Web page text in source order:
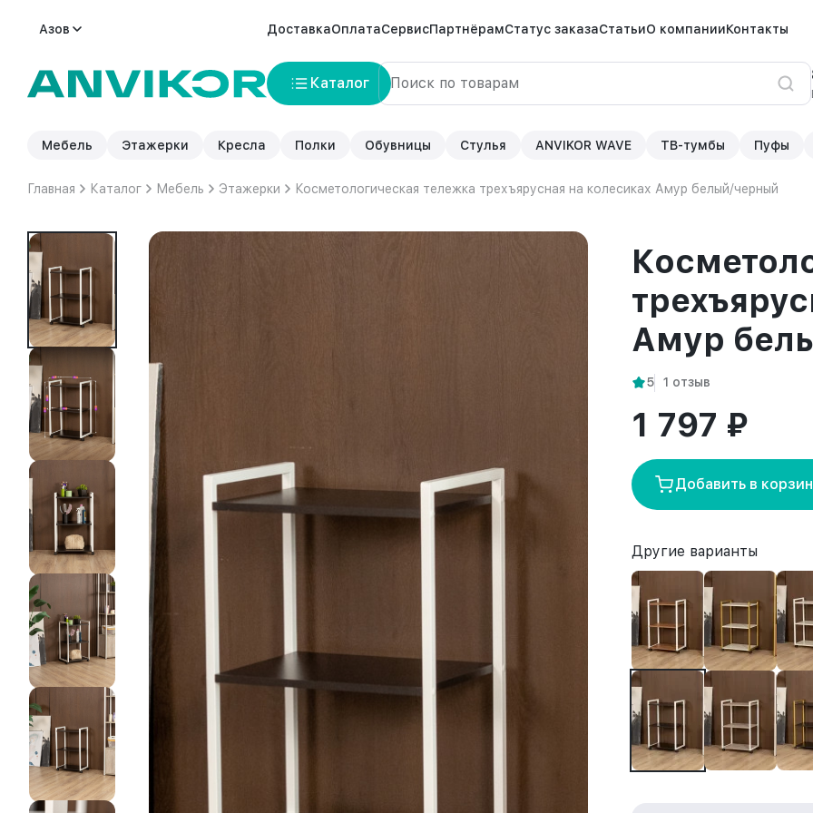
Азов ДоставкаОплатаСервисПартнёрамСтатус заказаСтатьиО компанииКонтакты
Каталог
Мебель Этажерки Кресла Полки Обувницы Стулья ANVIKOR WAVE ТВ-тумбы Пуфы
Главная Каталог Мебель Этажерки Косметологическая тележка трехъярусная на колесиках Амур белый/черный
Амур
5 1 отзыв
1 797 ₽
Добавить в
Другие варианты